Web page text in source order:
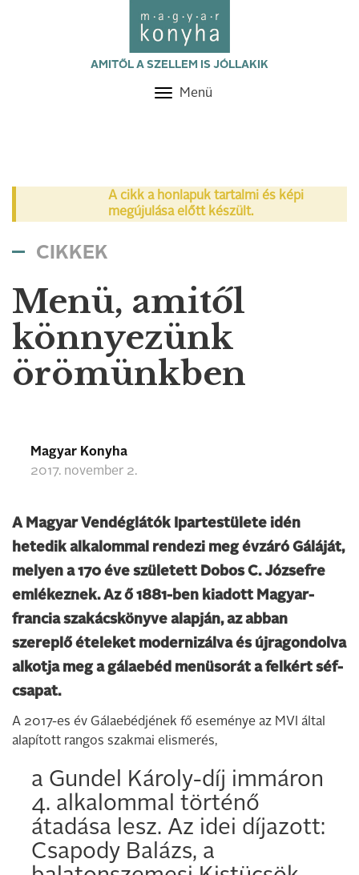
AMITŐL A SZELLEM IS JÓLLAKIK
Toggle
Menü
A cikk a honlapuk tartalmi és képi
megújulása előtt készült.
CIKKEK
Menü, amitől
könnyezünk
örömünkben
Magyar Konyha
2017. november 2.
A Magyar Vendéglátók Ipartestülete idén
hetedik alkalommal rendezi meg évzáró Gáláját,
melyen a 170 éve született Dobos C. Józsefre
emlékeznek. Az ő 1881-ben kiadott Magyar-
francia szakácskönyve alapján, az abban
szereplő ételeket modernizálva és újragondolva
alkotja meg a gálaebéd menüsorát a felkért séf-
csapat.
A 2017-es év Gálaebédjének fő eseménye az MVI által
alapított rangos szakmai elismerés,
a Gundel Károly-díj immáron
4. alkalommal történő
átadása lesz. Az idei díjazott:
Csapody Balázs, a